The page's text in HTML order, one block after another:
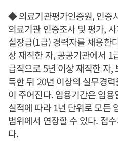
◆ 의료기관평가인증원, 인증
의료기관 인증조사 및 평가,
실장급(1급) 경력자를 채용한
상 재직한 자, 공공기관에서 1
급직으로 5년 이상 재직한 자,
득한 뒤 20년 이상의 실무경
이 주어진다. 임용기간은 임
실적에 따라 1년 단위로 모든
범위에서 연장할 수 있다. 접
다.